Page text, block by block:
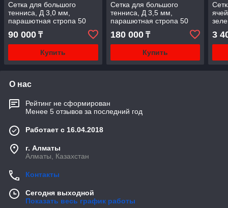
Сетка для большого
тенниса, Д 3,0 мм,
парашютная стропа 50
мм, зеленый цвет,
БЕЗУЗЛОВАЯ
90 000 ₸
Купить
Сетка для большого
тенниса, Д 3,5 мм,
парашютная стропа 50
мм, цвета - белый,
черный, зеленый -
УЗЛОВАЯ
180 000₸
Купить
3
О нас
Рейтинг не сформирован
Менее 5 отзывов за последний год
Работает с 16.04.2018
г. Алматы
Алматы, Казахстан
Контакты
Сегодня выходной
Показать весь график работы